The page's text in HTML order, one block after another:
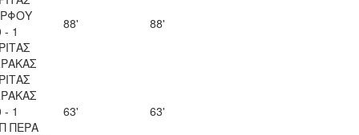
- 1
88' 88'
- 1
ΠΕΡΑ
63' 63'